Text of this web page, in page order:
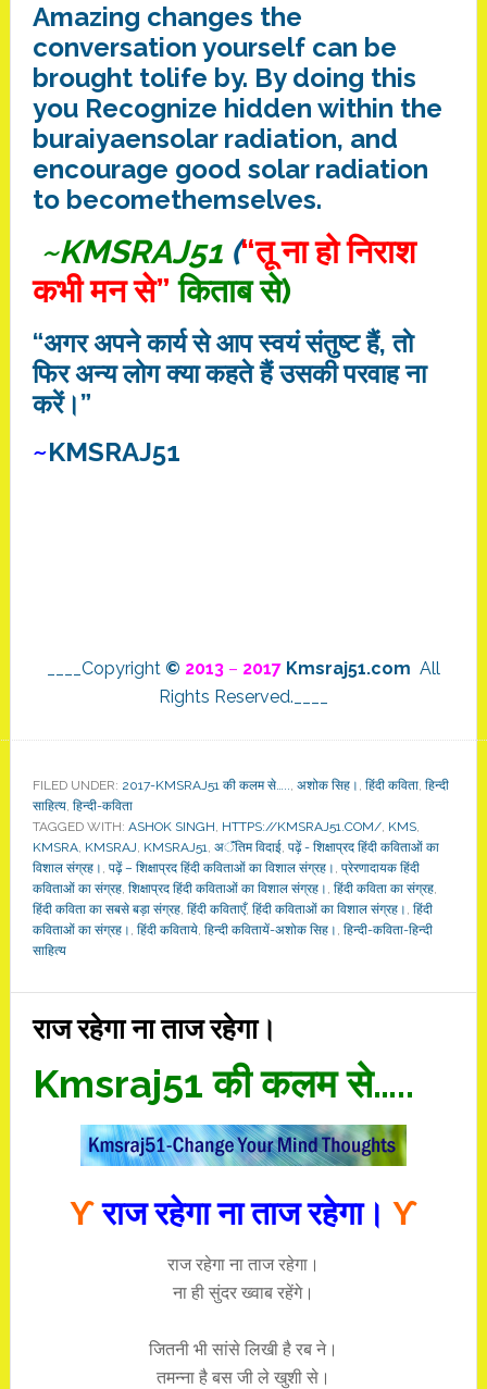
Amazing changes the
conversation yourself can be
brought tolife by. By doing this
you Recognize hidden within the
buraiyaensolar radiation, and
encourage good solar radiation
to becomethemselves.
~KMSRAJ51(“तू ना हो निराश
कभी मन से” किताब से)
“अगर अपने कार्य से आप स्वयं संतुष्ट हैं, ताे
फिर अन्य लोग क्या कहते हैं उसकी परवाह ना
करें।”
~KMSRAJ51
____Copyright © 2013– 2017 Kmsraj51.com All
Rights Reserved.____
FILED UNDER: 2017-KMSRAJ51 की कलम से….., अशोक सिह। , हिंदी कविता, हिन्दी
साहित्य, हिन्दी-कविता
TAGGED WITH: ASHOK SINGH, HTTPS://KMSRAJ51.COM/, KMS,
KMSRA, KMSRAJ, KMSRAJ51, अॅंतिम विदाई, पढ़ें - शिक्षाप्रद हिंदी कविताओं का
विशाल संग्रह। , पढ़ें – शिक्षाप्रद हिंदी कविताओं का विशाल संग्रह। , प्रेरणादायक हिंदी
कविताओं का संग्रह, शिक्षाप्रद हिंदी कविताओं का विशाल संग्रह। , हिंदी कविता का संग्रह,
हिंदी कविता का सबसे बड़ा संग्रह, हिंदी कविताएँ, हिंदी कविताओं का विशाल संग्रह। , हिंदी
कविताओं का संग्रह। , हिंदी कविताये, हिन्दी कवितायें-अशोक सिह। , हिन्दी-कविता-हिन्दी
साहित्य
राज रहेगा ना ताज रहेगा।
Kmsraj51 की कलम से…..
ϒ राज रहेगा ना ताज रहेगा। ϒ
राज रहेगा ना ताज रहेगा।
ना ही सुंदर ख्वाब रहेंगे।
जितनी भी सांसे लिखी है रब ने।
तमन्ना है बस जी ले खुशी से।